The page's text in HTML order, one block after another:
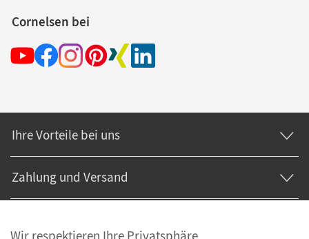
Cornelsen bei
Ihre Vorteile bei uns
Zahlung und Versand
Wir respektieren Ihre Privatsphäre